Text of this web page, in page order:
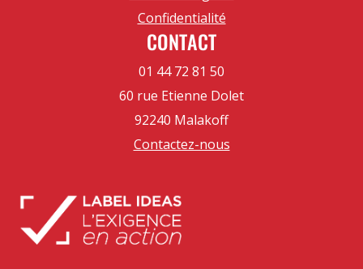
Confidentialité
CONTACT
01 44 72 81 50
60 rue Etienne Dolet
92240 Malakoff
Contactez-nous